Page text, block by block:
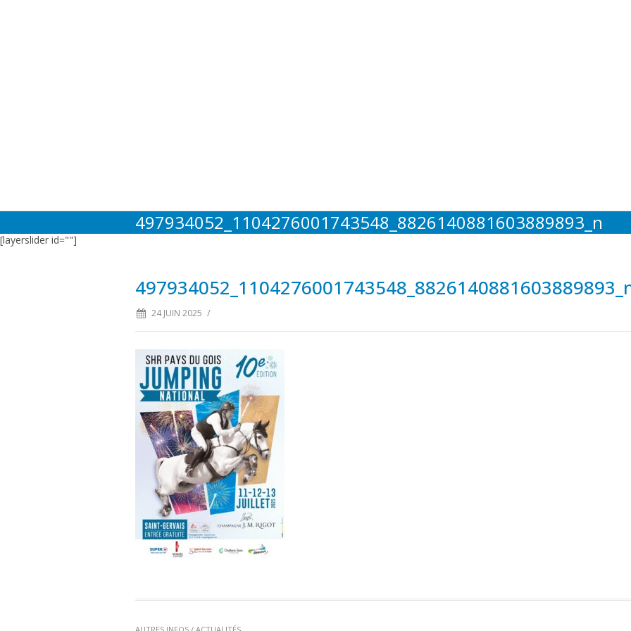
497934052_1104276001743548_8826140881603889893_n
[layerslider id=""]
24 JUIN 2025 /